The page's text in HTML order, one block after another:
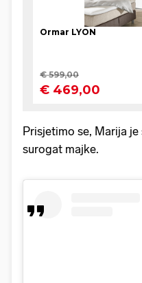
Prisjetimo se, Marija
surogat majke.